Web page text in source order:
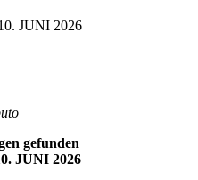
gefunden
JUNI 2026